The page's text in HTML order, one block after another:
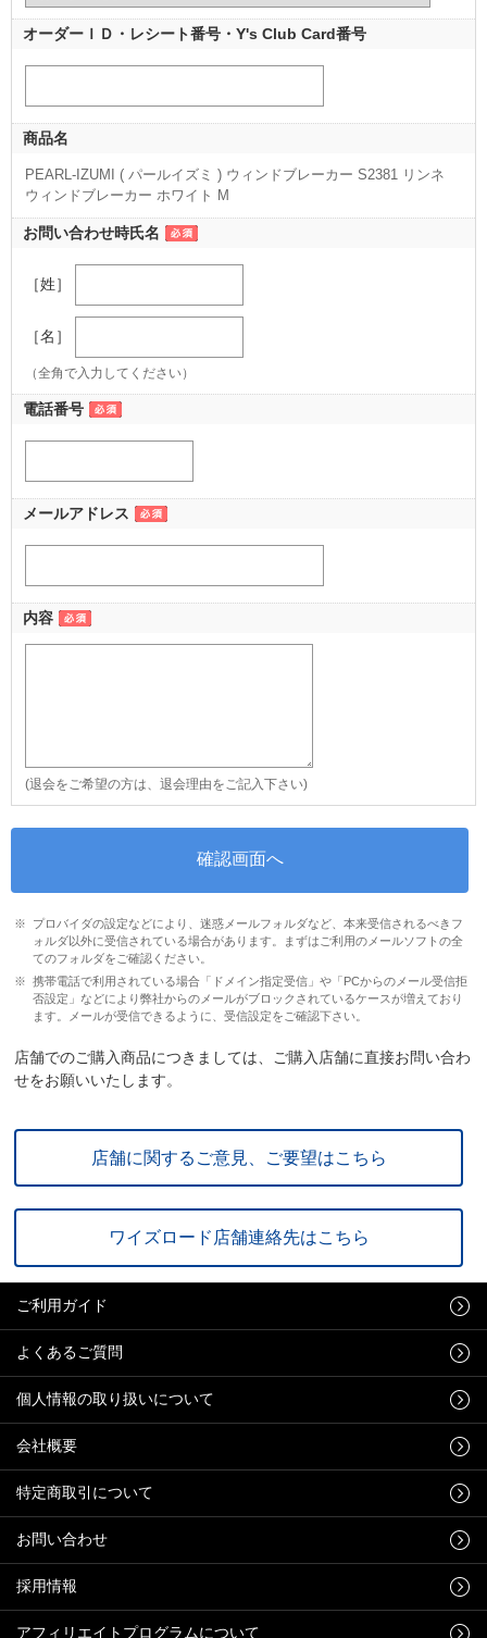
オーダーＩＤ・レシート番号・Y's Club Card番号
商品名
PEARL-IZUMI ( パールイズミ ) ウィンドブレーカー S2381 リンネ
ウィンドブレーカー ホワイト M
（M ホワイト）
お問い合わせ時氏名
［姓］
［名］
（全角で入力してください）
電話番号
メールアドレス
内容
(退会をご希望の方は、退会理由をご記入下さい)
プロバイダの設定などにより、迷惑メールフォルダなど、本来受信されるべきフ
ォルダ以外に受信されている場合があります。まずはご利用のメールソフトの全
てのフォルダをご確認ください。
携帯電話で利用されている場合「ドメイン指定受信」や「PCからのメール受信拒
否設定」などにより弊社からのメールがブロックされているケースが増えており
ます。メールが受信できるように、受信設定をご確認下さい。
店舗でのご購入商品につきましては、ご購入店舗に直接お問い合わ
せをお願いいたします。
店舗に関するご意見、ご要望はこちら
ワイズロード店舗連絡先はこちら
ご利用ガイド
よくあるご質問
個人情報の取り扱いについて
会社概要
特定商取引について
お問い合わせ
採用情報
アフィリエイトプログラムについて